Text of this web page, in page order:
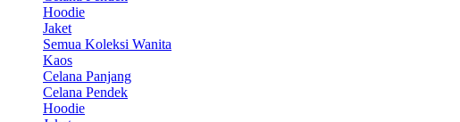
Hoodie
Jaket
Semua Koleksi Wanita
Kaos
Celana Panjang
Celana Pendek
Hoodie